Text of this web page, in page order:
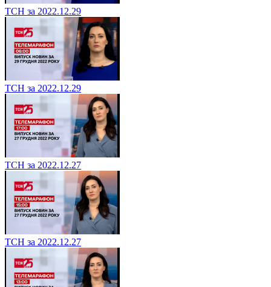
ТСН за 2022.12.29
ТСН за 2022.12.29
ТСН за 2022.12.27
ТСН за 2022.12.27